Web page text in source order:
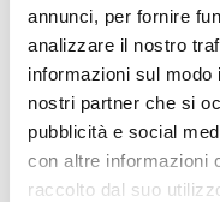
annunci, per fornire
analizzare il nostro
informazioni sul
nostri partner che si
pubblicità e social
con altre informazioni
raccolto dal suo
campionato di Serie
della società,
l’occasione, lascerà
nella memoria di tutti
Ti